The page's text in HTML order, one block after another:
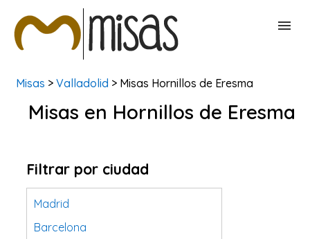
BUSCAR MISAS
Misas > Valladolid > Misas Hornillos de Eresma
Misas en Hornillos de Eresma
Filtrar por ciudad
Madrid
Barcelona